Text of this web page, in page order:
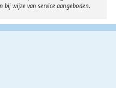
bij wijze van service aangeboden.